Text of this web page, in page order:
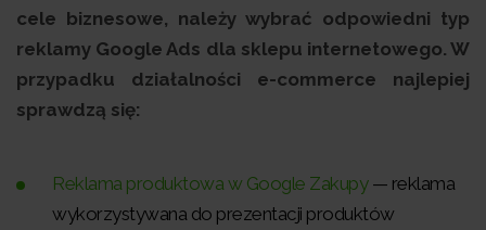
cele biznesowe, należy wybrać odpowiedni typ
reklamy Google Ads dla sklepu internetowego. W
przypadku działalności e-commerce najlepiej
sprawdzą się:
Reklama produktowa w Google Zakupy— reklama
wykorzystywana do prezentacji produktów